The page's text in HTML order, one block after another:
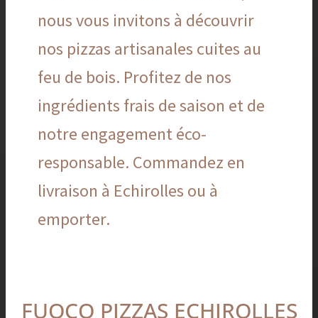
nous vous invitons à découvrir
nos pizzas artisanales cuites au
feu de bois. Profitez de nos
ingrédients frais de saison et de
notre engagement éco-
responsable. Commandez en
livraison à Echirolles ou à
emporter.
FUOCO PIZZAS ECHIROLLES
Pizzas